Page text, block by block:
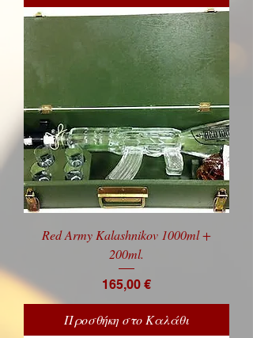
Red Army Kalashnikov 1000ml +
200ml.
Price
165,00 €
Προσθήκη στο Καλάθι